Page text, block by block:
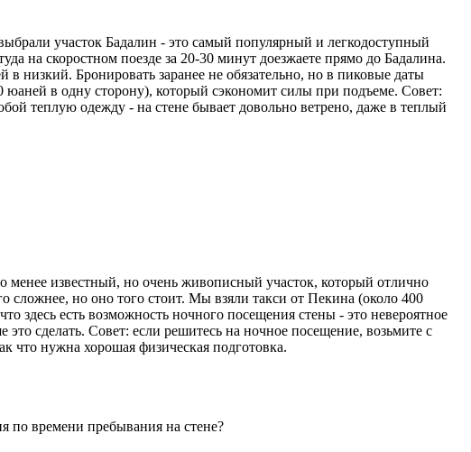
участок Бадалин - это самый популярный и легкодоступный
на скоростном поезде за 20-30 минут доезжаете прямо до Бадалина.
низкий. Бронировать заранее не обязательно, но в пиковые даты
юаней в одну сторону), который сэкономит силы при подъеме. Совет:
теплую одежду - на стене бывает довольно ветрено, даже в теплый
известный, но очень живописный участок, который отлично
сложнее, но оно того стоит. Мы взяли такси от Пекина (около 400
здесь есть возможность ночного посещения стены - это невероятное
сделать. Совет: если решитесь на ночное посещение, возьмите с
что нужна хорошая физическая подготовка.
по времени пребывания на стене?